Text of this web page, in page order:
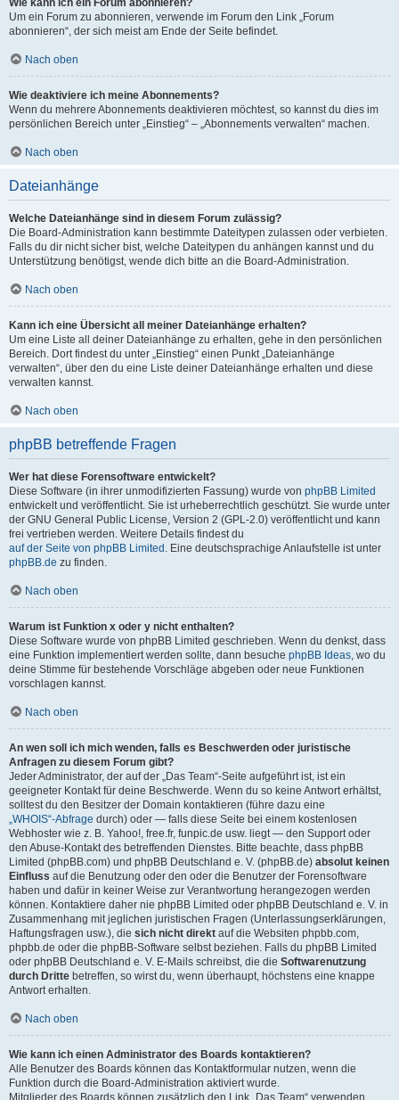
Wie kann ich ein Forum abonnieren?
Um ein Forum zu abonnieren, verwende im Forum den Link „Forum
abonnieren“, der sich meist am Ende der Seite befindet.
Nach oben
Wie deaktiviere ich meine Abonnements?
Wenn du mehrere Abonnements deaktivieren möchtest, so kannst du dies im
persönlichen Bereich unter „Einstieg“ – „Abonnements verwalten“ machen.
Nach oben
Dateianhänge
Welche Dateianhänge sind in diesem Forum zulässig?
Die Board-Administration kann bestimmte Dateitypen zulassen oder verbieten.
Falls du dir nicht sicher bist, welche Dateitypen du anhängen kannst und du
Unterstützung benötigst, wende dich bitte an die Board-Administration.
Nach oben
Kann ich eine Übersicht all meiner Dateianhänge erhalten?
Um eine Liste all deiner Dateianhänge zu erhalten, gehe in den persönlichen
Bereich. Dort findest du unter „Einstieg“ einen Punkt „Dateianhänge
verwalten“, über den du eine Liste deiner Dateianhänge erhalten und diese
verwalten kannst.
Nach oben
phpBB betreffende Fragen
Wer hat diese Forensoftware entwickelt?
Diese Software (in ihrer unmodifizierten Fassung) wurde von phpBB Limited
entwickelt und veröffentlicht. Sie ist urheberrechtlich geschützt. Sie wurde unter
der GNU General Public License, Version 2 (GPL-2.0) veröffentlicht und kann
frei vertrieben werden. Weitere Details findest du
auf der Seite von phpBB Limited . Eine deutschsprachige Anlaufstelle ist unter
phpBB.de zu finden.
Nach oben
Warum ist Funktion x oder y nicht enthalten?
Diese Software wurde von phpBB Limited geschrieben. Wenn du denkst, dass
eine Funktion implementiert werden sollte, dann besuche phpBB Ideas, wo du
deine Stimme für bestehende Vorschläge abgeben oder neue Funktionen
vorschlagen kannst.
Nach oben
An wen soll ich mich wenden, falls es Beschwerden oder juristische
Anfragen zu diesem Forum gibt?
Jeder Administrator, der auf der „Das Team“-Seite aufgeführt ist, ist ein
geeigneter Kontakt für deine Beschwerde. Wenn du so keine Antwort erhältst,
solltest du den Besitzer der Domain kontaktieren (führe dazu eine
„WHOIS“-Abfrage durch) oder — falls diese Seite bei einem kostenlosen
Webhoster wie z. B. Yahoo!, free.fr, funpic.de usw. liegt — den Support oder
den Abuse-Kontakt des betreffenden Dienstes. Bitte beachte, dass phpBB
Limited (phpBB.com) und phpBB Deutschland e. V. (phpBB.de) absolut keinen
Einfluss auf die Benutzung oder den oder die Benutzer der Forensoftware
haben und dafür in keiner Weise zur Verantwortung herangezogen werden
können. Kontaktiere daher nie phpBB Limited oder phpBB Deutschland e. V. in
Zusammenhang mit jeglichen juristischen Fragen (Unterlassungserklärungen,
Haftungsfragen usw.), die sich nicht direkt auf die Websiten phpbb.com,
phpbb.de oder die phpBB-Software selbst beziehen. Falls du phpBB Limited
oder phpBB Deutschland e. V. E-Mails schreibst, die die Softwarenutzung
durch Dritte betreffen, so wirst du, wenn überhaupt, höchstens eine knappe
Antwort erhalten.
Nach oben
Wie kann ich einen Administrator des Boards kontaktieren?
Alle Benutzer des Boards können das Kontaktformular nutzen, wenn die
Funktion durch die Board-Administration aktiviert wurde.
Mitglieder des Boards können zusätzlich den Link „Das Team“ verwenden.